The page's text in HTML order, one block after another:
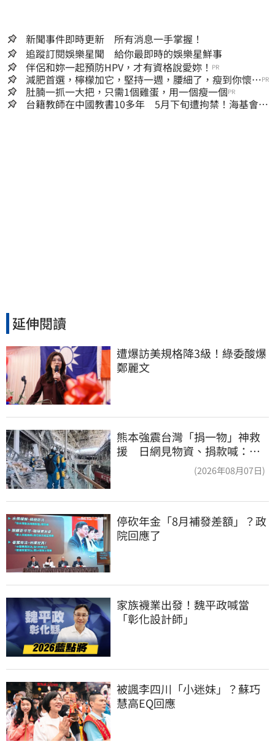
新聞事件即時更新 所有消息一手掌握！
追蹤訂閱娛樂星聞 給你最即時的娛樂星鮮事
伴侶和妳一起預防HPV，才有資格說愛妳！ PR
減肥首選，檸檬加它，堅持一週，腰細了，瘦到你懷疑
人生
PR
肚腩一抓一大把，只需1個雞蛋，用一個瘦一個PR
台籍教師在中國教書10多年 5月下旬遭拘禁！海基會揭
延伸閱讀
遭爆訪美規格降3級！綠委酸爆
鄭麗文
熊本強震台灣「捐一物」神救
援 日網見物資、捐款喊：給
(2026年08月07日)
停砍年金「8月補發差額」？政
院回應了
家族襪業出發！魏平政喊當
「彰化設計師」
被諷李四川「小迷妹」？蘇巧
慧高EQ回應